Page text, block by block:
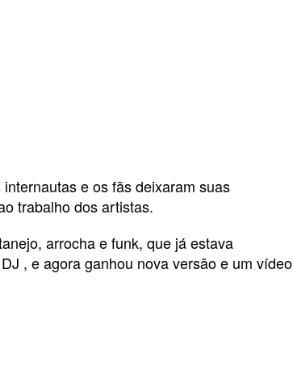
e os fãs deixaram suas
trabalho dos artistas.
arrocha e funk, que já estava
, e agora ganhou nova versão e um vídeo